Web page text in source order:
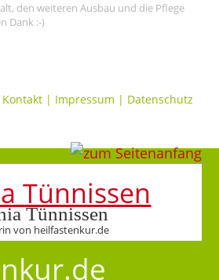
den weiteren Ausbau und die Pflege
Dank :-)
Kontakt | Impressum | Datenschutz
Tünnissen
von heilfastenkur.de